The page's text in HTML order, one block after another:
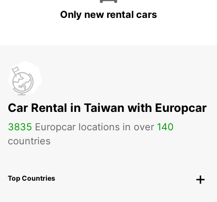
Only new rental cars
Car Rental in Taiwan with Europcar
3835 Europcar locations in over 140
countries
Top Countries